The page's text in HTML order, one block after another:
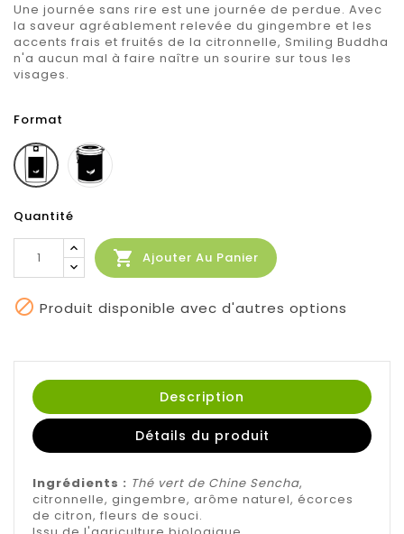
Une journée sans rire est une journée de perdue. Avec
la saveur agréablement relevée du gingembre et les
accents frais et fruités de la citronnelle, Smiling Buddha
n'a aucun mal à faire naître un sourire sur tous les
visages.
Format
Sachet
100g
100g
Quantité
 Ajouter Au Panier
 Produit disponible avec d'autres options
Description
Détails du produit
Ingrédients : Thé vert de Chine Sencha,
citronnelle, gingembre, arôme naturel, écorces
de citron, fleurs de souci.